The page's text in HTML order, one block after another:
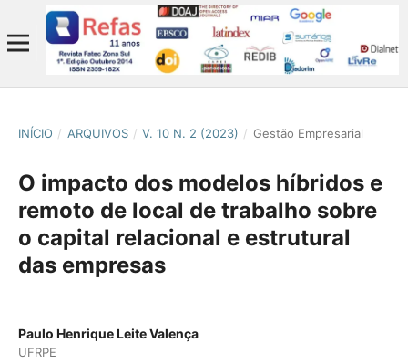
INÍCIO / ARQUIVOS / V. 10 N. 2 (2023) / Gestão Empresarial
O impacto dos modelos híbridos e
remoto de local de trabalho sobre
o capital relacional e estrutural
das empresas
Paulo Henrique Leite Valença
UFRPE